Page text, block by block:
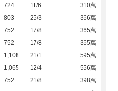
724 11/6
310萬
803 25/3
366萬
752 17/8
365萬
752 17/8
365萬
1,108 21/1
595萬
1,065 12/4
556萬
752 21/8
398萬